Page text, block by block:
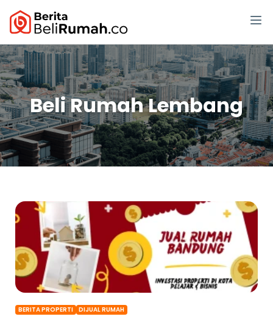
Beli Rumah Lembang
BERITA PROPERTI DIJUAL RUMAH